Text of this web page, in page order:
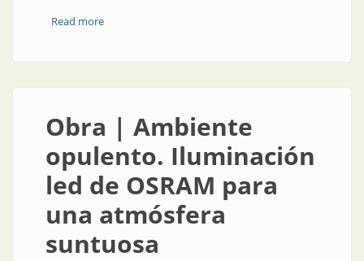
Read moreabout Obra | Disfrutar de Tapalqué
Obra | Ambiente
opulento. Iluminación
led de OSRAM para
una atmósfera
suntuosa